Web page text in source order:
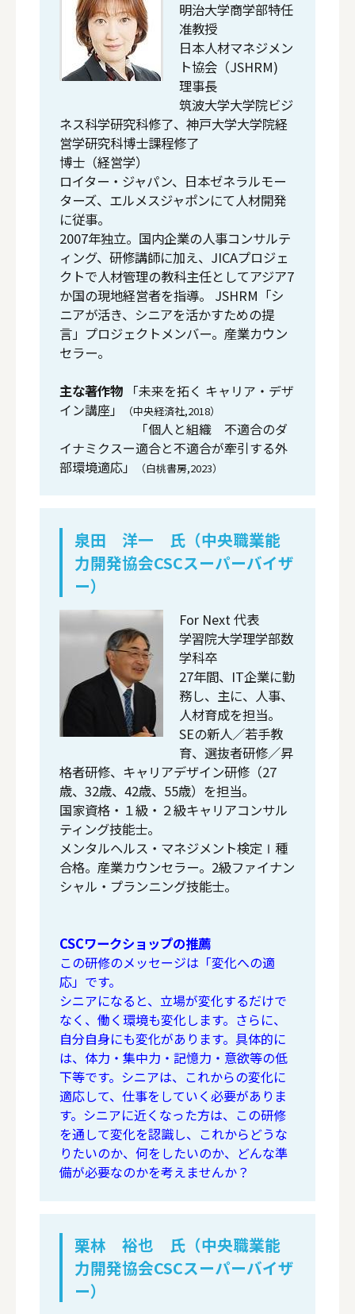
明治大学商学部特任
准教授
日本人材マネジメン
ト協会（JSHRM)
理事長
筑波大学大学院ビジ
ネス科学研究科修了、神戸大学大学院経
営学研究科博士課程修了
博士（経営学）
ロイター・ジャパン、日本ゼネラルモー
ターズ、エルメスジャポンにて人材開発
に従事。
2007年独立。国内企業の人事コンサルテ
ィング、研修講師に加え、JICAプロジェ
クトで人材管理の教科主任としてアジア7
か国の現地経営者を指導。 JSHRM「シ
ニアが活き、シニアを活かすための提
言」プロジェクトメンバー。産業カウン
セラー。
主な著作物
「未来を拓く キャリア・デザ
イン講座」
（中央経済社,2018）
「個人と組織 不適合のダ
イナミクスー適合と不適合が牽引する外
部環境適応」
（白桃書房,2023）
泉田 洋一 氏（中央職業能
力開発協会CSCスーパーバイザ
ー）
For Next 代表
学習院大学理学部数
学科卒
27年間、IT企業に勤
務し、主に、人事、
人材育成を担当。
SEの新人／若手教
育、選抜者研修／昇
格者研修、キャリアデザイン研修（27
歳、32歳、42歳、55歳）を担当。
国家資格・１級・２級キャリアコンサル
ティング技能士。
メンタルヘルス・マネジメント検定Ⅰ種
合格。産業カウンセラー。2級ファイナン
シャル・プランニング技能士。
CSCワークショップの推薦
この研修のメッセージは「変化への適
応」です。
シニアになると、立場が変化するだけで
なく、働く環境も変化します。さらに、
自分自身にも変化があります。具体的に
は、体力・集中力・記憶力・意欲等の低
下等です。シニアは、これからの変化に
適応して、仕事をしていく必要がありま
す。シニアに近くなった方は、この研修
を通して変化を認識し、これからどうな
りたいのか、何をしたいのか、どんな準
備が必要なのかを考えませんか？
栗林 裕也 氏（中央職業能
力開発協会CSCスーパーバイザ
ー）